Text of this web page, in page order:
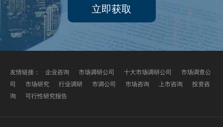
立即获取
友情链接： 企业咨询 市场调研公司 十大市场调研公司
市场调查公
司
市场研究 行业调研 市调公司 市场咨询 上市咨询
投资咨
询
可行性研究报告